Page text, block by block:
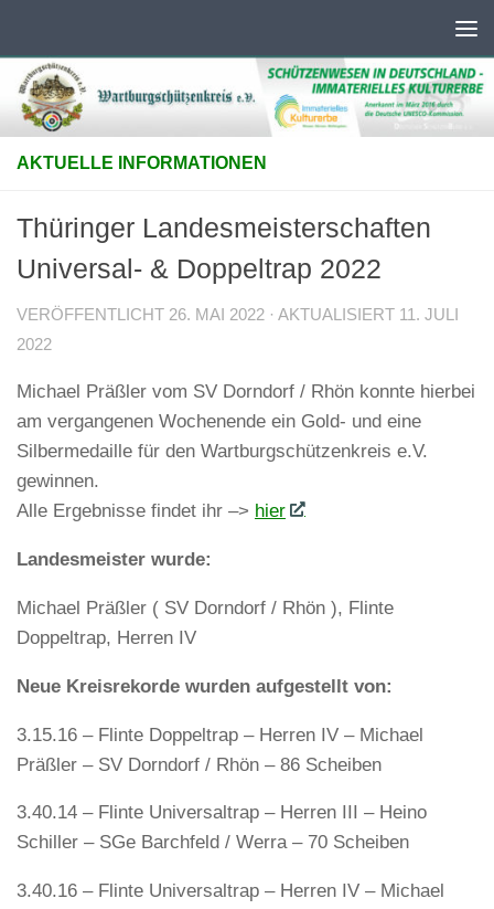
AKTUELLE INFORMATIONEN
Thüringer Landesmeisterschaften
Universal- & Doppeltrap 2022
VERÖFFENTLICHT 26. MAI 2022 · AKTUALISIERT 11. JULI
2022
Michael Präßler vom SV Dorndorf / Rhön konnte hierbei
am vergangenen Wochenende ein Gold- und eine
Silbermedaille für den Wartburgschützenkreis e.V.
gewinnen.
Alle Ergebnisse findet ihr –> hier
Landesmeister wurde:
Michael Präßler ( SV Dorndorf / Rhön ), Flinte
Doppeltrap, Herren IV
Neue Kreisrekorde wurden aufgestellt von:
3.15.16 – Flinte Doppeltrap – Herren IV – Michael
Präßler – SV Dorndorf / Rhön – 86 Scheiben
3.40.14 – Flinte Universaltrap – Herren III – Heino
Schiller – SGe Barchfeld / Werra – 70 Scheiben
3.40.16 – Flinte Universaltrap – Herren IV – Michael